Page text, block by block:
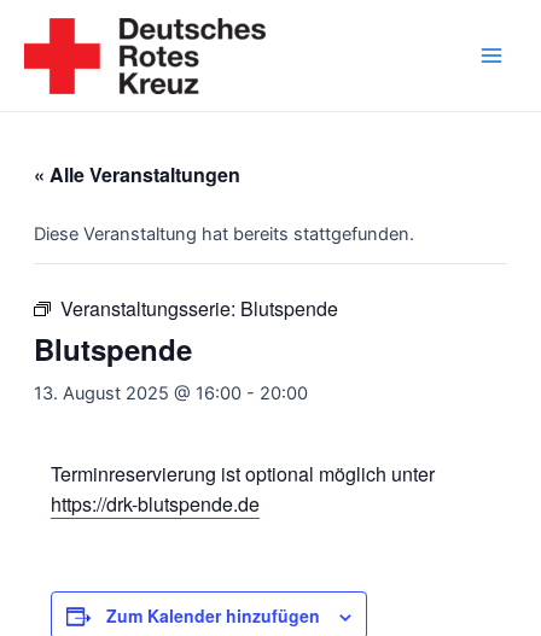
Inhalt
springen
« Alle Veranstaltungen
Diese Veranstaltung hat bereits stattgefunden.
Veranstaltungsserie: Blutspende
Blutspende
13. August 2025 @ 16:00- 20:00
Terminreservierung ist optional möglich unter
https://drk-blutspende.de
Zum Kalender hinzufügen